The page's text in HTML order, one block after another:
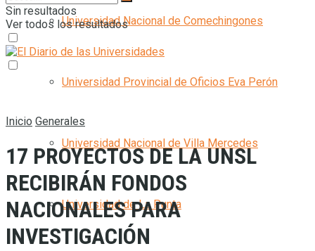
Universidad Nacional de Comechingones
Universidad Provincial de Oficios Eva Perón
Universidad Nacional de Villa Mercedes
Universidad de La Punta
Sin resultados
Ver todos los resultados
Inicio Generales
17 PROYECTOS DE LA UNSL
RECIBIRÁN FONDOS
NACIONALES PARA
INVESTIGACIÓN